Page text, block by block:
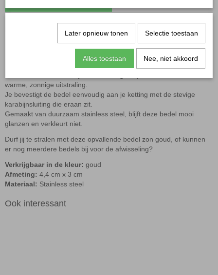
De stralende statement bedel voor jouw DIY ketting!
warme, zonnige uitstraling.
Je bevestigt de bedel eenvoudig aan je ketting met de stevige
karabijnsluiting die eraan zit.
Gemaakt van duurzaam stainless steel, blijft deze bedel mooi
glanzen en verkleurt niet.
Durf jij te stralen met deze opvallende bedel zon goud, of kunnen
er nog meerdere bedels bij voor de afwisseling?
Verkrijgbaar in de kleur: goud
Afmeting: 4,4 cm x 3 cm
Materiaal: Stainless steel
Ook interessant
Later opnieuw tonen Selectie toestaan
Alles toestaan Nee, niet akkoord